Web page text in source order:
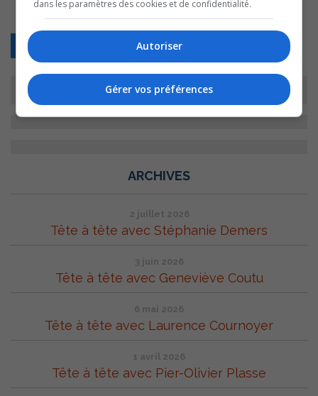
ARCHIVES
2 juillet 2026
Tête à tête avec Stéphanie Demers
3 juin 2026
Tête à tête avec Geneviève Coutu
6 mai 2026
Tête à tête avec Laurence Cournoyer
1 avril 2026
Tête à tête avec Pier-Olivier Plasse
dans les paramètres des cookies et de confidentialité.
Autoriser
Gérer vos préférences